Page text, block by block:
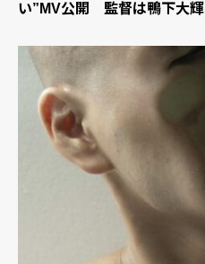
い”MV公開 監督は鴨下大輝